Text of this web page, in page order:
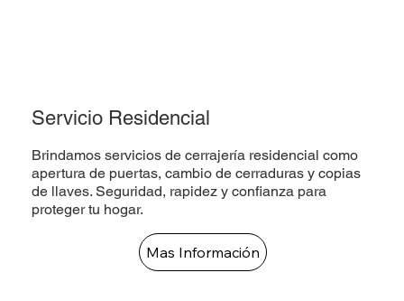
Servicio Residencial
Brindamos servicios de cerrajería residencial como
apertura de puertas, cambio de cerraduras y copias
de llaves. Seguridad, rapidez y confianza para
proteger tu hogar.
Mas Información